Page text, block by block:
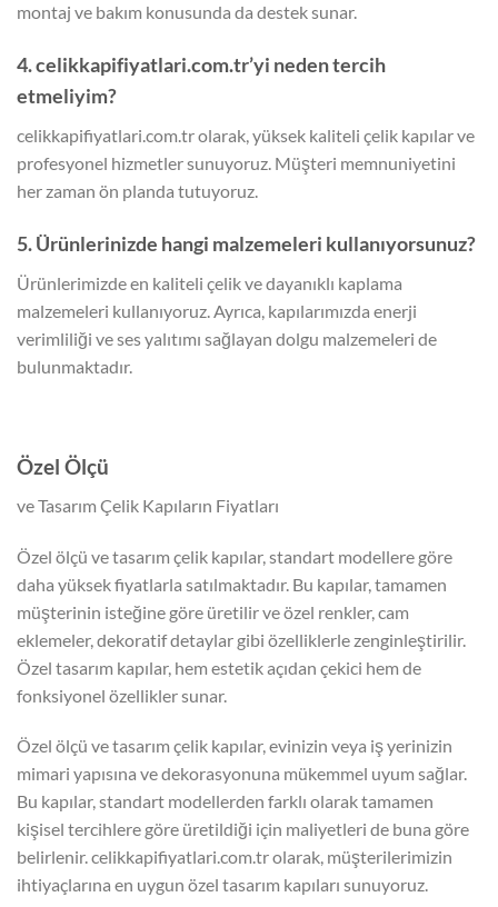
montaj ve bakım konusunda da destek sunar.
4. celikkapifiyatlari.com.tr’yi neden tercih
etmeliyim?
celikkapifiyatlari.com.tr olarak, yüksek kaliteli çelik kapılar ve
profesyonel hizmetler sunuyoruz. Müşteri memnuniyetini
her zaman ön planda tutuyoruz.
5. Ürünlerinizde hangi malzemeleri kullanıyorsunuz?
Ürünlerimizde en kaliteli çelik ve dayanıklı kaplama
malzemeleri kullanıyoruz. Ayrıca, kapılarımızda enerji
verimliliği ve ses yalıtımı sağlayan dolgu malzemeleri de
bulunmaktadır.
Özel Ölçü
ve Tasarım Çelik Kapıların Fiyatları
Özel ölçü ve tasarım çelik kapılar, standart modellere göre
daha yüksek fiyatlarla satılmaktadır. Bu kapılar, tamamen
müşterinin isteğine göre üretilir ve özel renkler, cam
eklemeler, dekoratif detaylar gibi özelliklerle zenginleştirilir.
Özel tasarım kapılar, hem estetik açıdan çekici hem de
fonksiyonel özellikler sunar.
Özel ölçü ve tasarım çelik kapılar, evinizin veya iş yerinizin
mimari yapısına ve dekorasyonuna mükemmel uyum sağlar.
Bu kapılar, standart modellerden farklı olarak tamamen
kişisel tercihlere göre üretildiği için maliyetleri de buna göre
belirlenir. celikkapifiyatlari.com.tr olarak, müşterilerimizin
ihtiyaçlarına en uygun özel tasarım kapıları sunuyoruz.